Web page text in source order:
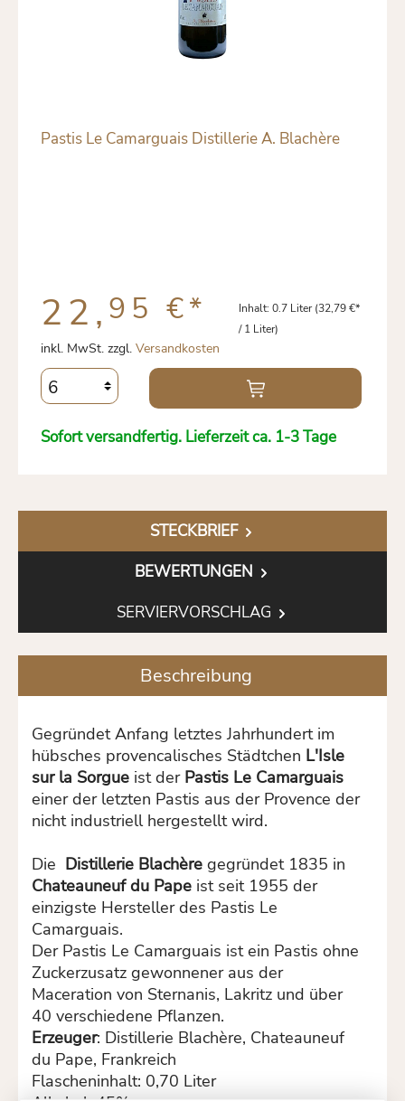
Pastis Le Camarguais Distillerie A. Blachère
22, 95 €* Inhalt: 0.7 Liter(32,79 €*
/ 1 Liter)
inkl. MwSt. zzgl. Versandkosten
Sofort versandfertig. Lieferzeit ca. 1-3 Tage
STECKBRIEF
BEWERTUNGEN
SERVIERVORSCHLAG
Beschreibung
Gegründet Anfang letztes Jahrhundert im
hübsches provencalisches Städtchen L'Isle
sur la Sorgue ist derPastis Le Camarguais
einer der letzten Pastis aus der Provence der
nicht industriell hergestellt wird.
Die Distillerie Blachère gegründet 1835 in
Chateauneuf du Pape ist seit 1955 der
einzigste Hersteller des Pastis Le
Camarguais.
Der Pastis Le Camarguais ist ein Pastis ohne
Zuckerzusatz gewonnener aus der
Maceration von Sternanis, Lakritz und über
40 verschiedene Pflanzen.
Erzeuger: Distillerie Blachère, Chateauneuf
du Pape, Frankreich
Flascheninhalt: 0,70 Liter